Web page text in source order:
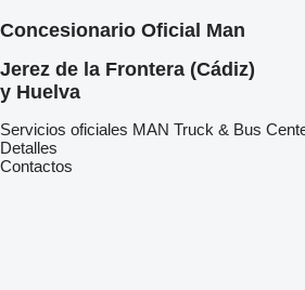
Concesionario Oficial Man
Jerez de la Frontera (Cádiz)
y Huelva
Servicios oficiales MAN Truck & Bus
Detalles
Contactos